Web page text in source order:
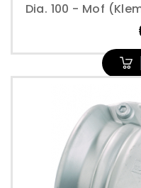
Dia. 100 - Mof